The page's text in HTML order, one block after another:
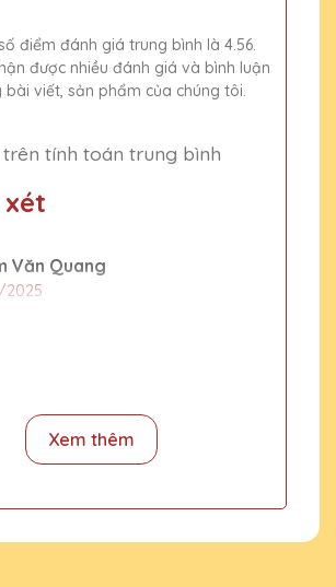
điểm đánh giá trung bình là 4.56.
được nhiều đánh giá và bình luận
bài viết, sản phẩm của chúng tôi.
trên tính toán trung bình
xét
Văn Quang
2025
Văn Hải
Xem thêm